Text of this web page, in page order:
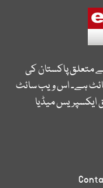
متعلق پاکستان کی
ہے۔ اس ویب سائٹ
ایکسپریس میڈیا